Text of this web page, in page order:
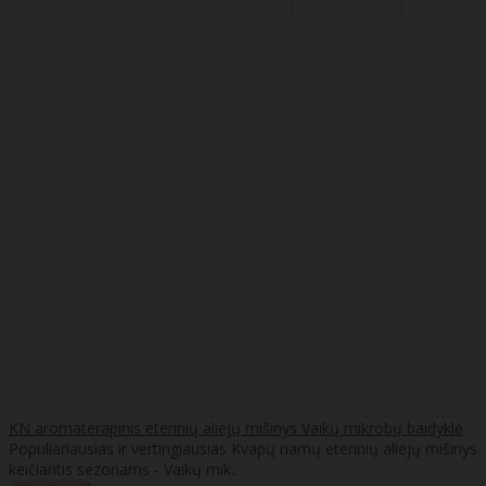
KN aromaterapinis eterinių aliejų mišinys Vaikų mikrobų baidyklė
Populiariausias ir vertingiausias Kvapų namų eterinių aliejų mišinys
keičiantis sezonams - Vaikų mik..